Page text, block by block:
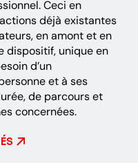
Ceci en
déjà existantes
en amont et en
dispositif, unique en
d’un
et à ses
de parcours et
concernées.